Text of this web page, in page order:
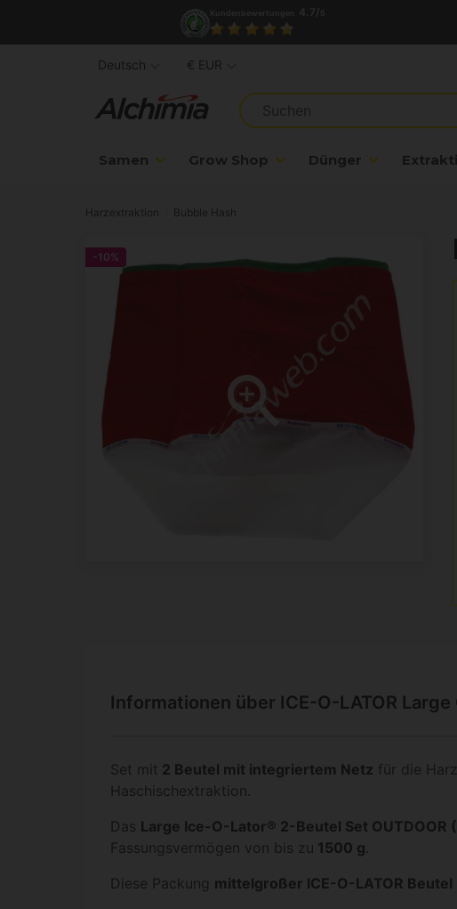
Samen Grow Shop Dünger
Deutsch € EUR
Harzextraktion Bubble Hash
-10%
Informationen über ICE-O-LATOR
Set mit 2 Beutel mit integriertem Netz für die
Haschischextraktion.
Das Large Ice-O-Lator® 2-Beutel Set OUTDOOR
Fassungsvermögen von bis zu 1500 g.
Diese Packung mittelgroßer ICE-O-LATOR Beutel